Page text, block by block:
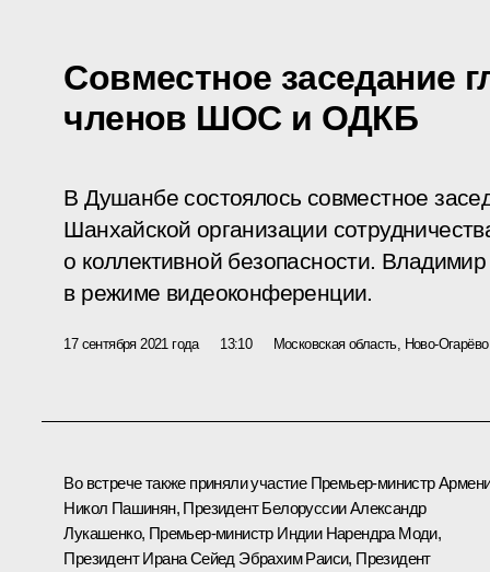
Совместное заседание
членов ШОС и ОДКБ
В Душанбе состоялось совместное
Шанхайской организации
о коллективной безопасности.
в режиме видеоконференции.
17 сентября 2021 года 13:10 Московская область, Ново-Огарёво
Во встрече также приняли участие Премьер-министр
Никол Пашинян, Президент БелоруссииАлександр
Лукашенко, Премьер-министр Индии Нарендра Моди,
Президент ИранаСейед Эбрахим Раиси, Президент